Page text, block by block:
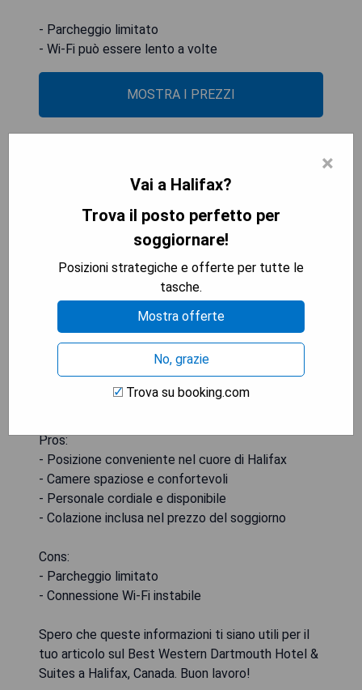
- Parcheggio limitato
- Wi-Fi può essere lento a volte
MOSTRA I PREZZI
Pros:
- Posizione conveniente nel cuore di Halifax
- Camere spaziose e confortevoli
- Personale cordiale e disponibile
- Colazione inclusa nel prezzo del soggiorno
Cons:
- Parcheggio limitato
- Connessione Wi-Fi instabile
Spero che queste informazioni ti siano utili per il
tuo articolo sul Best Western Dartmouth Hotel &
Suites a Halifax, Canada. Buon lavoro!
×
Vai a Halifax?
Trova il posto perfetto per
soggiornare!
Posizioni strategiche e offerte per tutte le
tasche.
Mostra offerte
No, grazie
Trova su booking.com